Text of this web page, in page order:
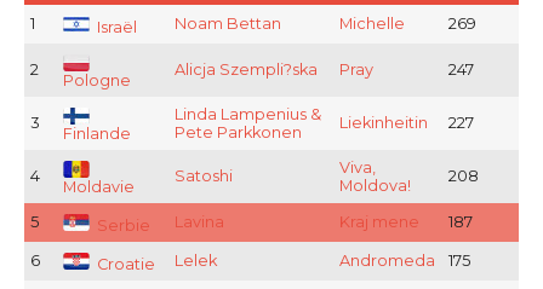
1
Israël Noam Bettan Michelle 269
2
Pologne
Alicja Szempli?ska Pray 247
3
Finlande
Linda Lampenius &
Pete Parkkonen
Liekinheitin 227
4
Moldavie
Satoshi
Viva,
Moldova!
208
5 Serbie Lavina Kraj mene 187
6 Croatie Lelek Andromeda 175